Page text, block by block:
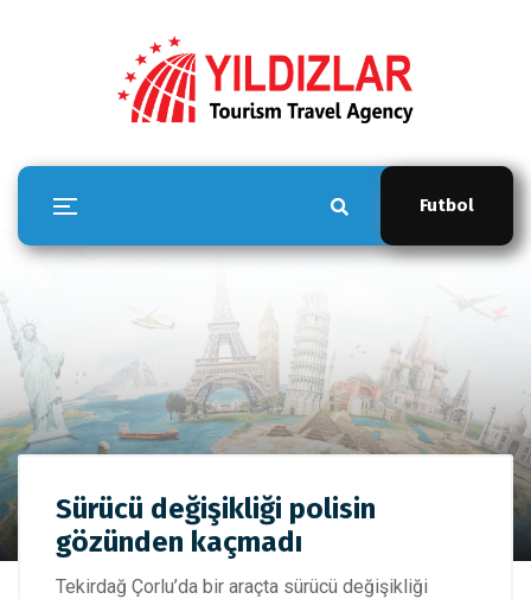
Futbol
Anasayfa YILDIZLAR TOUR
Sürücü değişikliği
polisin gözünden kaçmadı
Sürücü değişikliği polisin
gözünden kaçmadı
Tekirdağ Çorlu’da bir araçta sürücü değişikliği